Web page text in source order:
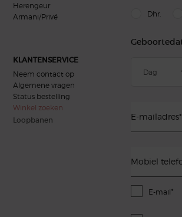
Herengeur
Armani/Privé
KLANTENSERVICE
Neem contact op
Algemene vragen
Status bestelling
Winkel zoeken
Loopbanen
Dhr.
E-mailadres*
Mobiel
E-mail*